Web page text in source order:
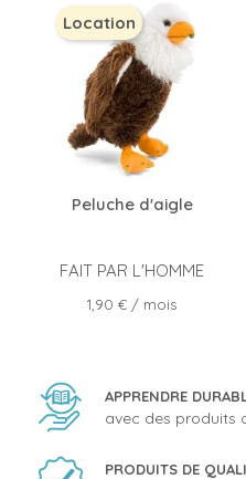
Peluche d'aigle
FAIT PAR L'HOMME
Prix
1,90 € / mois
Location
APPRENDRE
avec des produits
PRODUITS DE